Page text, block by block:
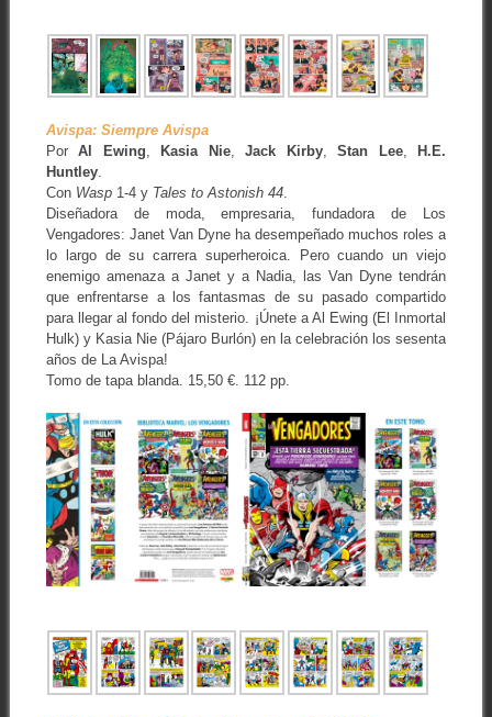
Avispa: Siempre Avispa
PorAl Ewing, Kasia Nie,Jack Kirby,Stan Lee,
H.E.
Huntley.
Con Wasp1-4 y Tales to Astonish 44.
Diseñadora de moda, empresaria, fundadora de Los
Vengadores: Janet Van Dyne ha desempeñado muchos roles a
lo largo de su carrera superheroica. Pero cuando un viejo
enemigo amenaza a Janet y a Nadia, las Van Dyne tendrán
que enfrentarse a los fantasmas de su pasado compartido
para llegar al fondo del misterio. ¡Únete a Al Ewing (El Inmortal
Hulk) y Kasia Nie (Pájaro Burlón) en la celebración los sesenta
años de La Avispa!
Tomo de tapa blanda. 15,50 €. 112 pp.